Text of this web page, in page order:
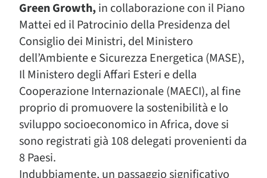
Green Growth, in collaborazione con il Piano
Mattei ed il Patrocinio della Presidenza del
Consiglio dei Ministri, del Ministero
dell’Ambiente e Sicurezza Energetica (MASE),
Il Ministero degli Affari Esteri e della
Cooperazione Internazionale (MAECI), al fine
proprio di promuovere la sostenibilità e lo
sviluppo socioeconomico in Africa, dove si
sono registrati già 108 delegati provenienti da
8 Paesi.
Indubbiamente, un passaggio significativo